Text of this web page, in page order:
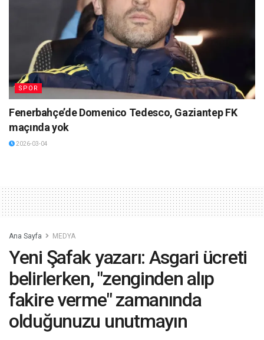
SPOR
Fenerbahçe’de Domenico Tedesco, Gaziantep FK
maçında yok
2026-03-04
Ana Sayfa MEDYA
Yeni Şafak yazarı: Asgari ücreti
belirlerken, "zenginden alıp
fakire verme" zamanında
olduğunuzu unutmayın